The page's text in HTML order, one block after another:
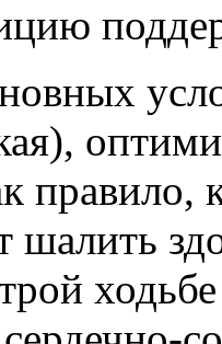
правило,
шалить